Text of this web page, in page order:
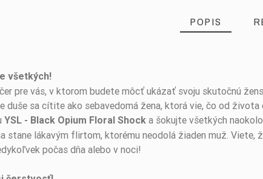
POPIS
všetkých!
pre vás, v ktorom budete môcť ukázať svoju skutočnú
duše sa cítite ako sebavedomá žena, ktorá vie, čo od
YSL - Black Opium Floral Shock a šokujte všetkých
stane lákavým flirtom, ktorému neodolá žiaden muž.
počas dňa alebo v noci!
KTO NAPÍŠE RECENZIU!